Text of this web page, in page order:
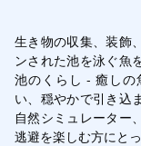
生き物の収集、装飾
ンされた池を泳ぐ魚
池のくらし - 癒しの
い、穏やかで引き込
自然シミュレーター
逃避を楽しむ方にと